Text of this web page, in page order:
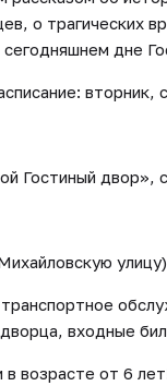
о трагических
дне
Гостиный двор»,
входные
возрасте от 6